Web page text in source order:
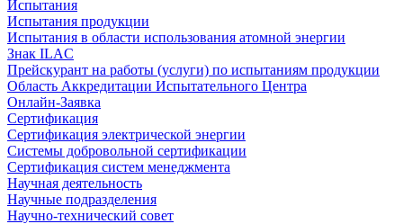
Испытания
Испытания продукции
Испытания в области использования атомной энергии
Знак ILAC
Прейскурант на работы (услуги) по испытаниям продукции
Область Аккредитации Испытательного Центра
Онлайн-Заявка
Сертификация
Сертификация электрической энергии
Системы добровольной сертификации
Сертификация систем менеджмента
Научная деятельность
Научные подразделения
Научно-технический совет